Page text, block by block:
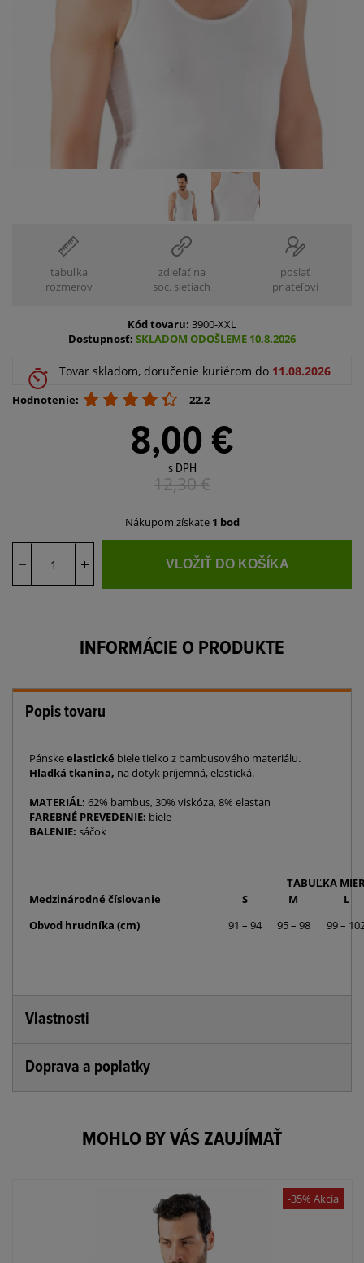
tabuľka
rozmerov
zdieľať na
soc. sietiach
poslať
priateľovi
Kód tovaru: 3900-XXL
Dostupnosť: SKLADOM ODOŠLEME 10.8.2026
Tovar skladom, doručenie kuriérom do 11.08.2026
Hodnotenie: 22.2
8,00 €
s DPH
12,30€
Nákupom získate 1 bod
VLOŽIŤ DO KOŠÍKA
INFORMÁCIE O PRODUKTE
Popis tovaru
Pánskeelastické biele tielko z bambusového materiálu.
Hladká tkanina, na dotyk príjemná, elastická.
MATERIÁL: 62% bambus, 30% viskóza, 8% elastan
FAREBNÉ PREVEDENIE: biele
BALENIE: sáčok
TABUĽKA MIER -
Medzinárodné číslovanie
S M
L
Obvod hrudníka (cm)
91 – 94 95 – 98 99 –
Vlastnosti
Doprava a poplatky
MOHLO BY VÁS ZAUJÍMAŤ
-35% Akcia